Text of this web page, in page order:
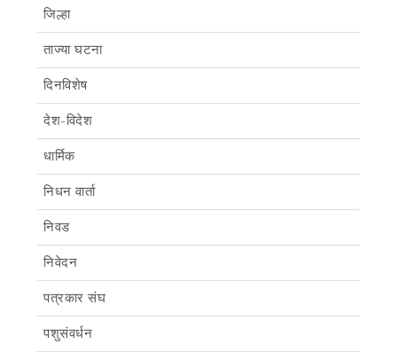
जिल्हा
ताज्या घटना
दिनविशेष
देश-विदेश
धार्मिक
निधन वार्ता
निवड
निवेदन
पत्रकार संघ
पशुसंवर्धन